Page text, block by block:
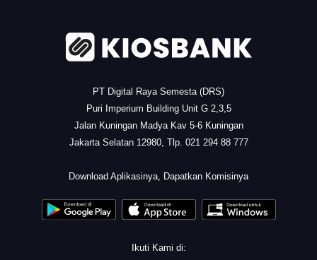
PT Digital Raya Semesta (DRS)
Puri Imperium Building Unit G 2,3,5
Jalan Kuningan Madya Kav 5-6 Kuningan
Jakarta Selatan 12980, Tlp. 021 294 88 777
Download Aplikasinya, Dapatkan Komisinya
Ikuti Kami di: